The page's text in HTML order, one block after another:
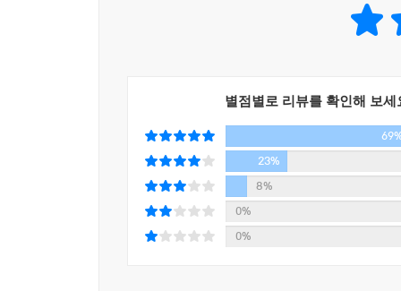
건넨다. 내가 마음을 준 만큼 상대가 돌려주지
커뮤니티, 포털사이트를 통해 해답을 찾으려 한
모호하거나 극단적이어서 그대로 삶에 적용하기
않는 거리를 확보하는 요령을 전수하고, 내면의
3년이라는 시간이 흘러도 이 책의 메시지가 여
때문이다. 삶의 방향성을 잃고 흔들리는 당신에게
별점별로 리뷰를 확인해 보세
23%
8%
0%
0%